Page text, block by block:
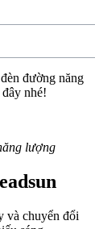
đường năng
nhé!
lượng
và chuyển đổi